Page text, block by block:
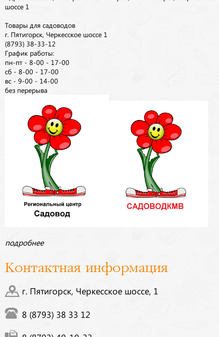
шоссе 1
Товары для садоводов
г. Пятигорск, Черкесское шоссе 1
(8793) 38-33-12
График работы:
пн-пт - 8-00 - 17-00
сб - 8-00 - 17-00
вс - 9-00 - 14-00
без перерыва
подробнее
Контактная информация
г. Пятигорск, Черкесское шоссе, 1
8 (8793) 38 33 12